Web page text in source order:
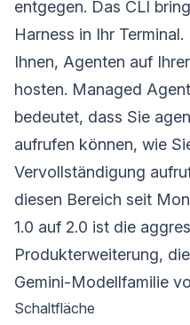
entgegen. Das CLI
Harness in Ihr
Ihnen, Agenten auf
hosten. Managed
bedeutet, dass Sie
aufrufen können, wie
Vervollständigung
diesen Bereich seit
1.0 auf 2.0 ist die
Produkterweiterung,
Gemini-Modellfamilie
Schaltfläche